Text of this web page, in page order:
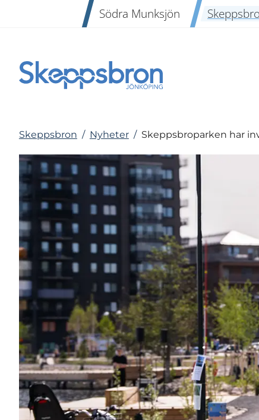
Södra Munksjön
Skeppsbron / Nyheter / Skeppsbroparken har